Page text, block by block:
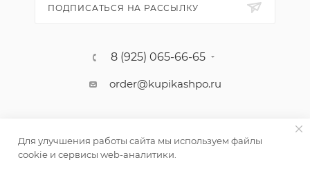
ПОДПИСАТЬСЯ НА РАССЫЛКУ
8 (925) 065-66-65
order@kupikashpo.ru
Для улучшения работы сайта мы используем файлы
cookie и сервисы web-аналитики.